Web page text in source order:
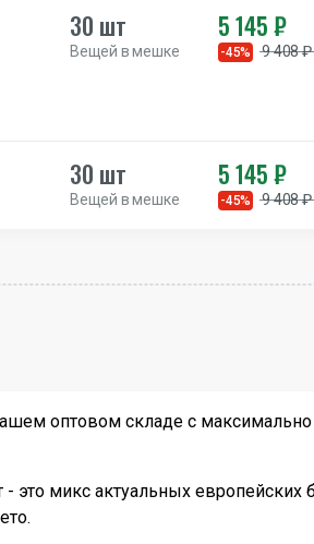
30 шт
Вещей в мешке
5 145 ₽
-45% 9 408 ₽
30 шт
Вещей в мешке
5 145 ₽
-45% 9 408 ₽
оптовом складе с максимально
микс актуальных европейских